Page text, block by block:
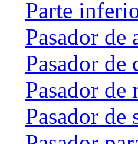
Parte
Pasador de
Pasador
Pasador de
Pasador de